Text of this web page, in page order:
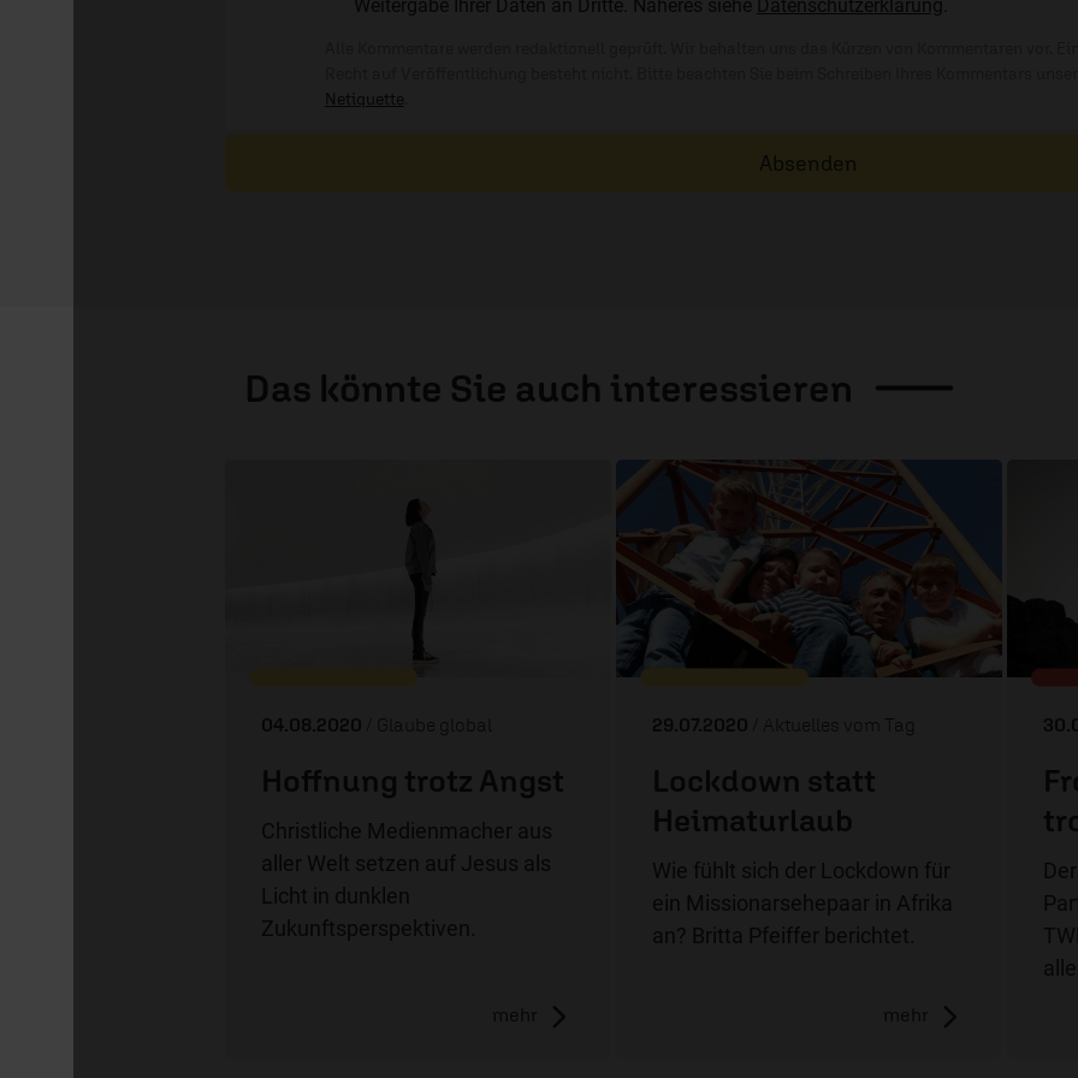
Weitergabe Ihrer Daten an Dritte. Näheres siehe Datenschutzerklärung
Netiquette
Absenden
Das könnte Sie auch interessieren
04.08.2020 / Glaube global
Hoffnung trotz Angst
Christliche Medienmacher aus
aller Welt setzen auf Jesus als
Licht in dunklen
Zukunftsperspektiven.
mehr
29.07.2020 / Aktuelles vom Tag
Lockdown statt
Heimaturlaub
Wie fühlt sich der Lockdown für
ein Missionarsehepaar in Afrika
an? Britta Pfeiffer berichtet.
mehr